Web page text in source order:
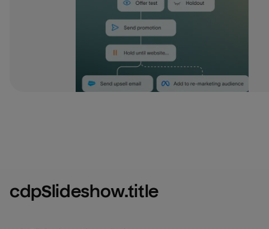
cdpSlideshow.title